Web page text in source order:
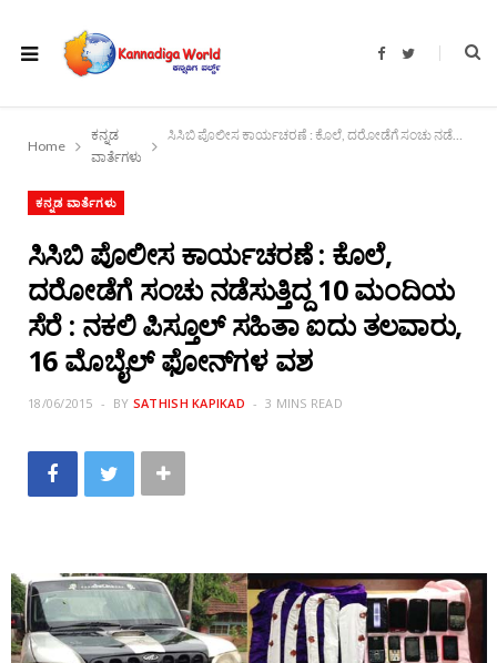
F
b
o
T
t
r
Home
ಕನ್ನಡ
ವಾರ್ತೆಗಳು
ಸಿಸಿಬಿ ಪೊಲೀಸ ಕಾರ್ಯಚರಣೆ : ಕೊಲೆ, ದರೋಡೆಗೆ ಸಂಚು ನಡೆಸುತ್ತಿದ್ದ 10 ಮಂದಿಯ ಸೆರೆ : ನಕಲಿ ಪಿಸ್ತೂಲ್ ಸಹಿತಾ ಐದು ತಲವಾರು, 16 ಮೊಬೈಲ್ ಫೋನ್‌ಗಳ ವಶ
ಕನ್ನಡ ವಾರ್ತೆಗಳು
ಸಿಸಿಬಿ ಪೊಲೀಸ ಕಾರ್ಯಚರಣೆ : ಕೊಲೆ,
ದರೋಡೆಗೆ ಸಂಚು ನಡೆಸುತ್ತಿದ್ದ 10 ಮಂದಿಯ
ಸೆರೆ : ನಕಲಿ ಪಿಸ್ತೂಲ್ ಸಹಿತಾ ಐದು ತಲವಾರು,
16 ಮೊಬೈಲ್ ಫೋನ್‌ಗಳ ವಶ
18/06/2015 BY SATHISH KAPIKAD 3 MINS READ